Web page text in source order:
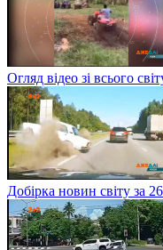
Огляд відео зі всього
Добірка новин світу за